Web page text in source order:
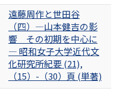
遠藤周作と世田谷
（四）―山本健吉の影
響 その初期を中心に
― 昭和女子大学近代文
化研究所紀要 (21),
（15）-（30）頁 (単著)